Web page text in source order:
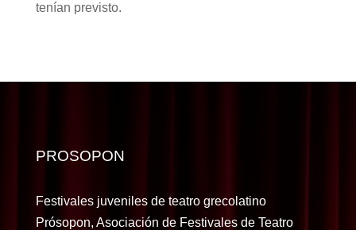
tenían previsto.
PROSOPON
Festivales juveniles de teatro grecolatino
Prósopon, Asociación de Festivales de Teatro